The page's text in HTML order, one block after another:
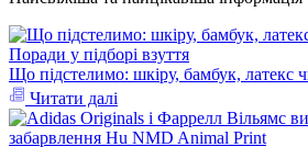
Поради у підборі взуття
Що підстелимо: шкіру, бамбук, латекс
Читати далі